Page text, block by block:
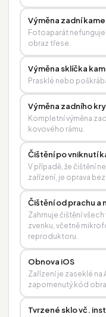
Výměna zadní
Fotoaparát
obraz třese.
Výměna sklíčka
Prasklé nebo
Výměna zadního
Kompletní výměna
kovového rámu.
Čištění po vniknutí
V případě, že čištění
zařízení, je oprava
Čištění od prachu a
Zahrnuje čištění
zvenku, včetně
reproduktoru.
Obnova iOS
Zařízení je zaseklé
zapomenutý kód
Tvrzené sklo vč.